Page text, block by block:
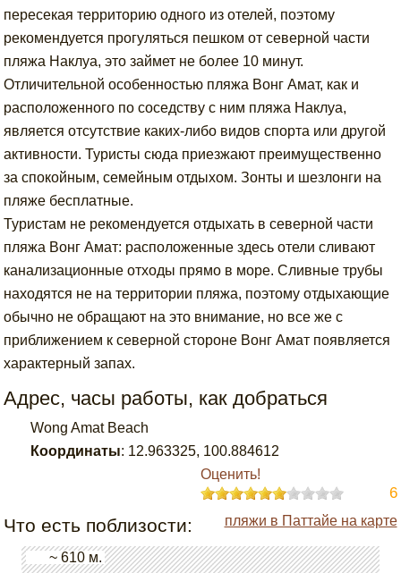
пересекая территорию одного из отелей, поэтому
рекомендуется прогуляться пешком от северной части
пляжа Наклуа, это займет не более 10 минут.
Отличительной особенностью пляжа Вонг Амат, как и
расположенного по соседству с ним пляжа Наклуа,
является отсутствие каких-либо видов спорта или другой
активности. Туристы сюда приезжают преимущественно
за спокойным, семейным отдыхом. Зонты и шезлонги на
пляже бесплатные.
Туристам не рекомендуется отдыхать в северной части
пляжа Вонг Амат: расположенные здесь отели сливают
канализационные отходы прямо в море. Сливные трубы
находятся не на территории пляжа, поэтому отдыхающие
обычно не обращают на это внимание, но все же с
приближением к северной стороне Вонг Амат появляется
характерный запах.
Адрес, часы работы, как добраться
Wong Amat Beach
Координаты: 12.963325, 100.884612
Оценить!
6
Что есть поблизости: пляжи в Паттайе на карте
~ 610 м.